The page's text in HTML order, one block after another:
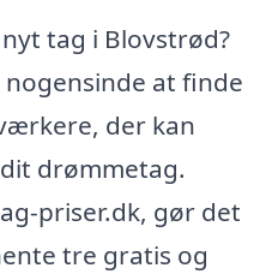
tag i Blovstrød?
at finde
der kan
drømmetag.
priser.dk, gør det
tre gratis og